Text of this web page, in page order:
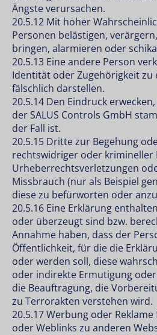
Ängste verursachen.
20.5.12 Mit hoher
Personen belästigen,
bringen, alarmieren oder
20.5.13 Eine andere Person
Identität oder Zugehörigkeit zu
fälschlich darstellen.
20.5.14 Den Eindruck
der SALUS Controls GmbH
der Fall ist.
20.5.15 Dritte zur Begehung
rechtswidriger oder krimineller
Urheberrechtsverletzungen
Missbrauch (nur als Beispiel
diese zu befürworten oder
20.5.16 Eine Erklärung
oder überzeugt sind bzw.
Annahme haben, dass der
Öffentlichkeit, für die die
oder werden soll, diese
oder indirekte Ermutigung
die Beauftragung, die
zu Terrorakten verstehen wird.
20.5.17 Werbung oder
oder Weblinks zu anderen